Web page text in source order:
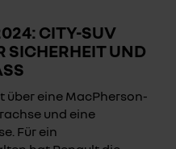
CITY-SUV
SICHERHEIT UND
über eine MacPherson-
und eine
Für ein